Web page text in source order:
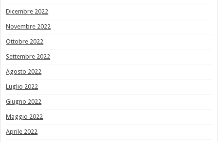
Dicembre 2022
Novembre 2022
Ottobre 2022
Settembre 2022
Agosto 2022
Luglio 2022
Giugno 2022
Maggio 2022
Aprile 2022